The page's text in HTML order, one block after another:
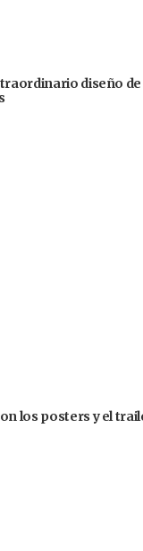
diseño
los posters y el